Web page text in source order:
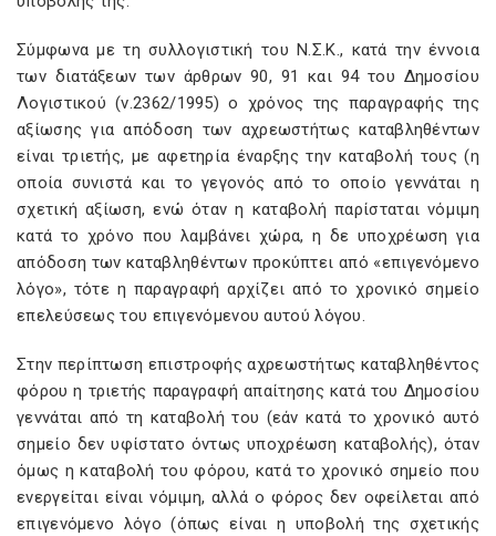
Σύμφωνα με τη συλλογιστική του Ν.Σ.Κ., κατά την έννοια
των διατάξεων των άρθρων 90, 91 και 94 του Δημοσίου
Λογιστικού (ν.2362/1995) ο χρόνος της παραγραφής της
αξίωσης για απόδοση των αχρεωστήτως καταβληθέντων
είναι τριετής, με αφετηρία έναρξης την καταβολή τους (η
οποία συνιστά και το γεγονός από το οποίο γεννάται η
σχετική αξίωση, ενώ όταν η καταβολή παρίσταται νόμιμη
κατά το χρόνο που λαμβάνει χώρα, η δε υποχρέωση για
απόδοση των καταβληθέντων προκύπτει από «επιγενόμενο
λόγο», τότε η παραγραφή αρχίζει από το χρονικό σημείο
επελεύσεως του επιγενόμενου αυτού λόγου.
Στην περίπτωση επιστροφής αχρεωστήτως καταβληθέντος
φόρου η τριετής παραγραφή απαίτησης κατά του Δημοσίου
γεννάται από τη καταβολή του (εάν κατά το χρονικό αυτό
σημείο δεν υφίστατο όντως υποχρέωση καταβολής), όταν
όμως η καταβολή του φόρου, κατά το χρονικό σημείο που
ενεργείται είναι νόμιμη, αλλά ο φόρος δεν οφείλεται από
επιγενόμενο λόγο (όπως είναι η υποβολή της σχετικής